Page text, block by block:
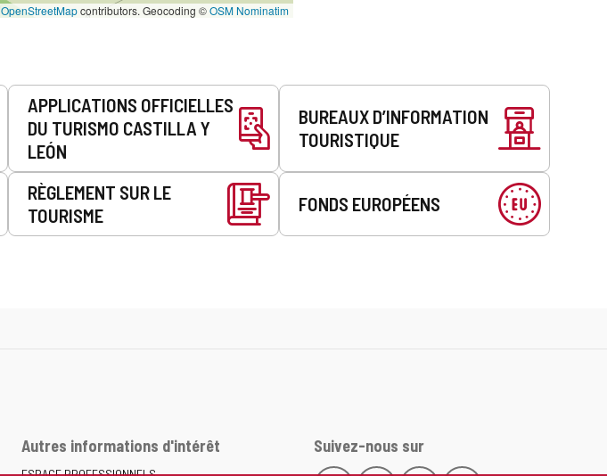
OpenStreetMapcontributors. Geocoding ©OSM Nominatim
APPLICATIONS OFFICIELLES
DU TURISMO CASTILLA Y
LEÓN
BUREAUX D’INFORMATION
TOURISTIQUE
RÈGLEMENT SUR LE
TOURISME
FONDS EUROPÉENS
Autres informations d'intérêt Suivez-nous sur